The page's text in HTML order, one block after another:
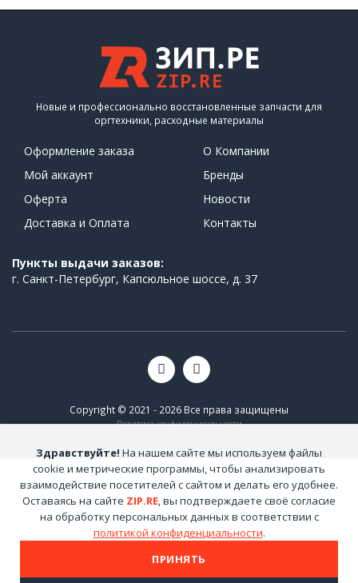
Новые и профессионально восстановленные запчасти для
оргтехники, расходные материалы
Оформление заказа
Мой аккаунт
Оферта
Доставка и Оплата
О Компании
Бренды
Новости
Контакты
Пункты выдачи заказов:
г. Санкт-Петербург, Капсюльное шоссе, д. 37
Copyright © 2021 - 2026 Все права защищены
Политика конфиденциальности
Здравствуйте! На нашем сайте мы используем файлы
cookie и метрические программы, чтобы анализировать
взаимодействие посетителей с сайтом и делать его удобнее.
Оставаясь на сайте ZIP.RE, вы подтверждаете своё согласие
на обработку персональных данных в соответствии с
политикой конфиденциальности.
ПРИНЯТЬ